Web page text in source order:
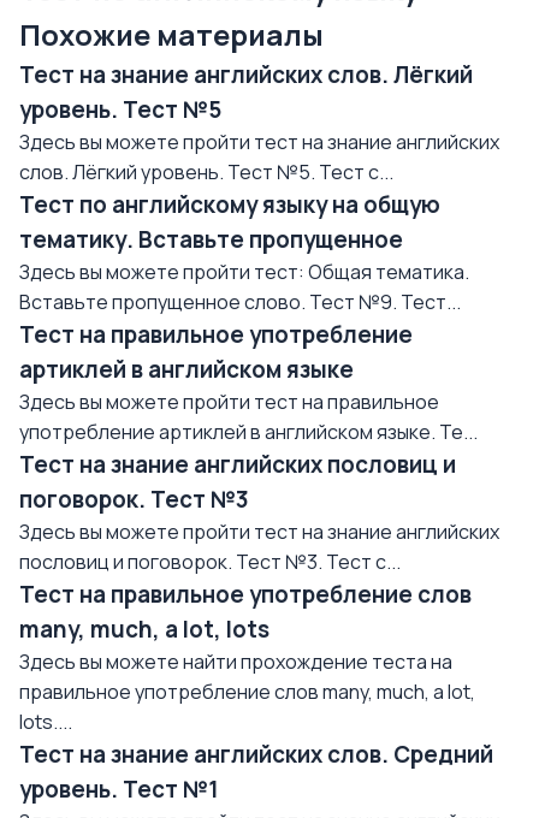
Похожие материалы
Тест на знание английских слов. Лёгкий
уровень. Тест №5
Здесь вы можете пройти тест на знание английских
слов. Лёгкий уровень. Тест №5. Тест с...
Тест по английскому языку на общую
тематику. Вставьте пропущенное
Здесь вы можете пройти тест: Общая тематика.
Вставьте пропущенное слово. Тест №9. Тест...
Тест на правильное употребление
артиклей в английском языке
Здесь вы можете пройти тест на правильное
употребление артиклей в английском языке. Те...
Тест на знание английских пословиц и
поговорок. Тест №3
Здесь вы можете пройти тест на знание английских
пословиц и поговорок. Тест №3. Тест с...
Тест на правильное употребление слов
many, much, a lot, lots
Здесь вы можете найти прохождение теста на
правильное употребление слов many, much, a lot,
lots....
Тест на знание английских слов. Средний
уровень. Тест №1